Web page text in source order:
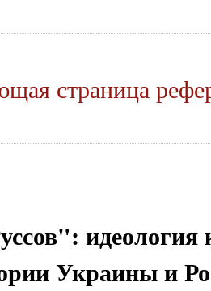
страница
идеология
Украины и